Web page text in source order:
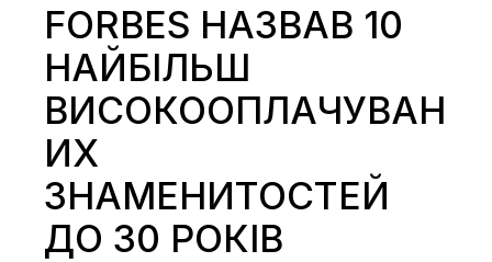
FORBES НАЗВАВ 10
НАЙБІЛЬШ
ВИСОКООПЛАЧУВАН
ИХ
ЗНАМЕНИТОСТЕЙ
ДО 30 РОКІВ